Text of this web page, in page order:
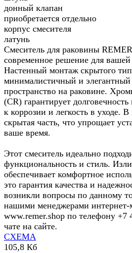
донный клапан
приобретается отдельно
корпус смесителя
латунь
Смеситель для раковины
современное решение для
Настенный монтаж скрытого
минималистичный и
пространство на раковине.
(CR) гарантирует
к коррозии и легкость в уходе.
скрытая часть, что упрощает
ваше время.
Этот смеситель идеально
функциональность и стиль.
обеспечивает комфортное
это гарантия качества и
возникли вопросы по данному
нашими менеджерами интернет-
www.remer.shop по телефону +7
чате на сайте.
СХЕМА
105,8 Кб